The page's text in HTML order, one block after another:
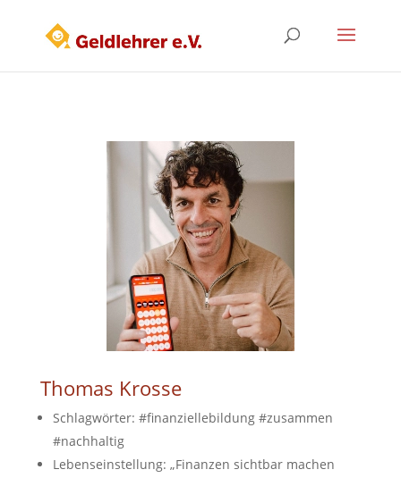
Thomas Krosse
Schlagwörter: #finanziellebildung #zusammen
#nachhaltig
Lebenseinstellung: „Finanzen sichtbar machen